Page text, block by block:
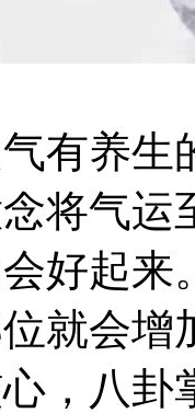
养生
将气运
好起来
就会增
，八